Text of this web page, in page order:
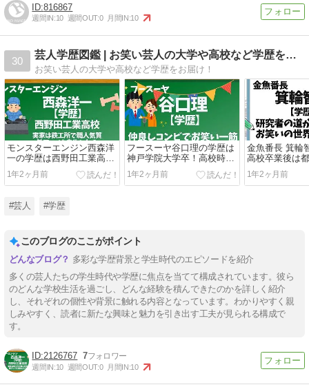
816867
週間IN:10 週間OUT:0 月間IN:10
30
芸人学歴図鑑 | お笑い芸人の大学や高校など学歴をお届け！
お笑い芸人の大学や高校など学歴をお届け！
モンスターエンジン西森洋
一の学歴は西野田工業高校
卒！3倍のスキルがある高
校生だった？
1年2ヶ月前
フースーヤ谷口理の学歴は
神戸学院大学卒！高校時代
に相方と出会った！
1年2ヶ月前
金魚番長 箕輪
高校卒業後は
学へ行った！
1年2ヶ月前
#芸人 #学歴
このブログのここがポイント
多彩な学歴背景と学生時代のエピソードを紹介
多くの芸人たちの学生時代や学歴に焦点を当てて構成されています。彼ら
のどんな学校生活を過ごし、どんな経験を積んできたのかを詳しく紹介
し、それぞれの個性や背景に触れる内容となっています。わかりやすく親
しみやすく、読者に新たな興味と魅力を引き出す工夫が見られる構成で
す。
2126767 7
週間IN:10 週間OUT:0 月間IN:10